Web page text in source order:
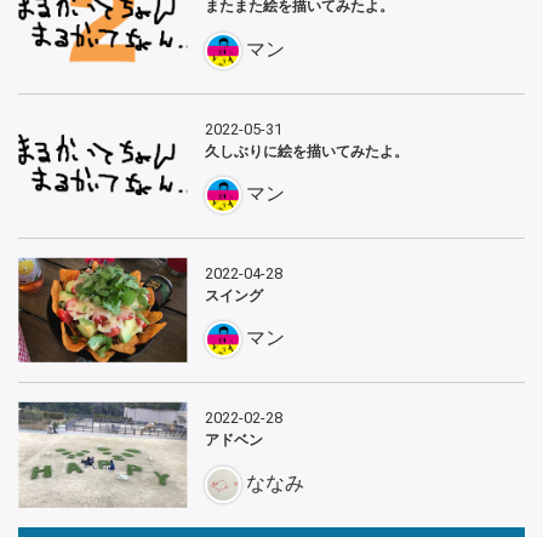
またまた絵を描いてみたよ。
マン
2022-05-31
久しぶりに絵を描いてみたよ。
マン
2022-04-28
スイング
マン
2022-02-28
アドベン
ななみ